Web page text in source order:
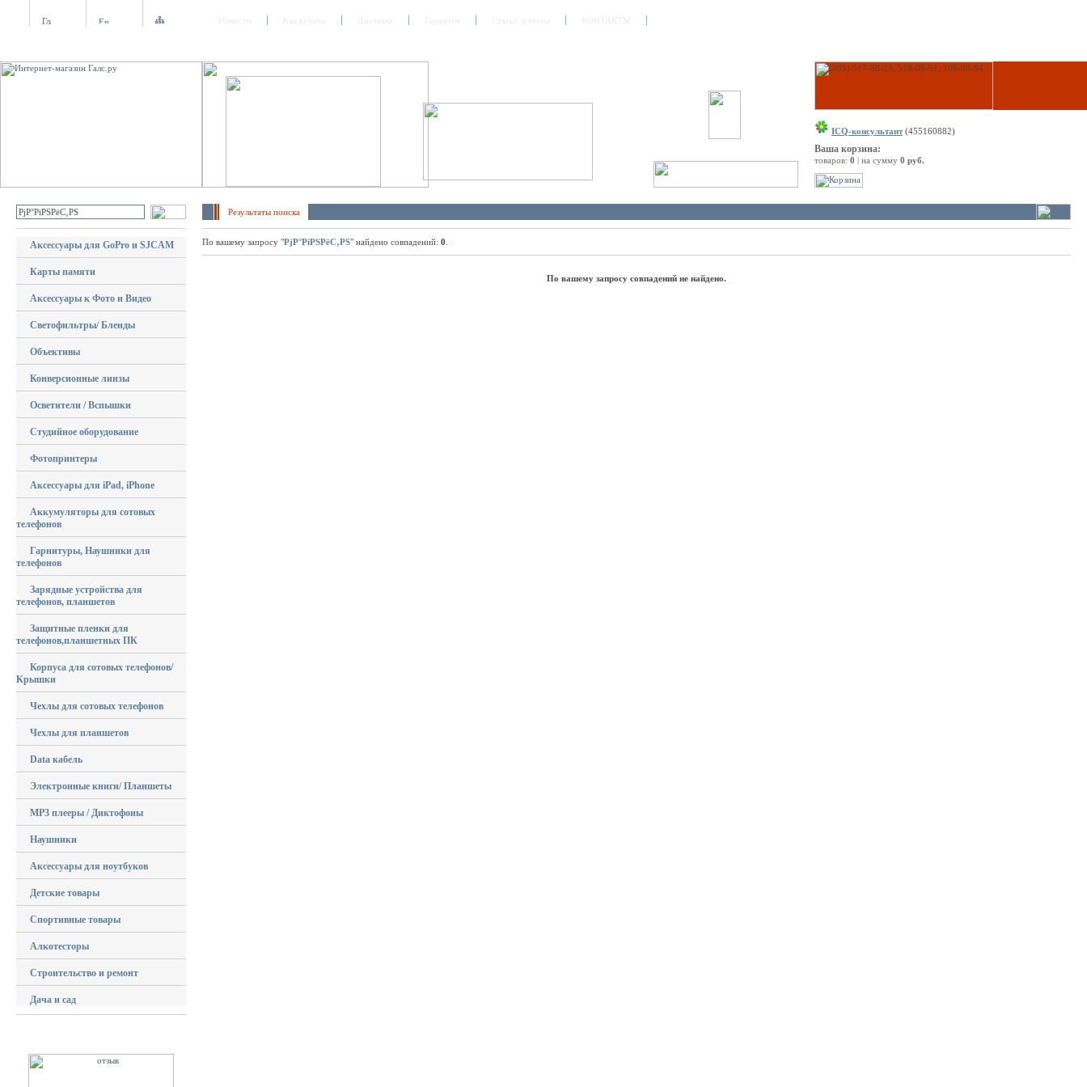
ICQ-консультант(455160882)
Ваша корзина:
товаров: 0 | на сумму 0 руб.
Результаты поиска
Аксессуары для GoPro и SJCAM
Карты памяти
Аксессуары к Фото и Видео
Светофильтры/ Бленды
Объективы
Конверсионные линзы
Осветители / Вспышки
Студийное оборудование
Фотопринтеры
Аксессуары для iPad, iPhone
Аккумуляторы для сотовых
телефонов
Гарнитуры, Наушники для
телефонов
Зарядные устройства для
телефонов, планшетов
Защитные пленки для
телефонов,планшетных ПК
Корпуса для сотовых телефонов/
Крышки
Чехлы для сотовых телефонов
Чехлы для планшетов
Data кабель
Электронные книги/ Планшеты
MP3 плееры / Диктофоны
Наушники
Аксессуары для ноутбуков
Детские товары
Спортивные товары
Алкотесторы
Строительство и ремонт
Дача и сад
По вашему запросу "РјР°РіРЅРёС‚РЅ" найдено совпадений: 0
По вашему запросу совпадений не найдено.